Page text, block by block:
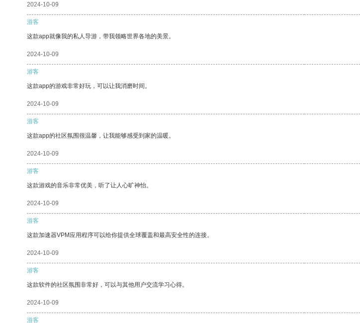
2024-10-09
游客
这款app就像我的私人导游，带我领略世界各地的美景。
2024-10-09
游客
这款app的游戏非常好玩，可以让我消磨时间。
2024-10-09
游客
这款app的社区氛围很温馨，让我能够感受到家的温暖。
2024-10-09
游客
这款游戏的音乐非常优美，听了让人心旷神怡。
2024-10-09
游客
这款加速器VPM应用程序可以给你提供全球覆盖和最高安全性的连接。
2024-10-09
游客
这款软件的社区氛围非常好，可以与其他用户交流学习心得。
2024-10-09
游客